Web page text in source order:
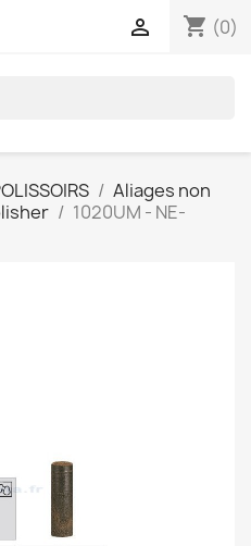
shopping_cart (0)

Aliages non
1020UM - NE-